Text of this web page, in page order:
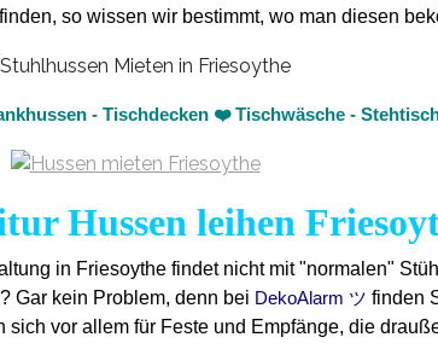
so wissen wir bestimmt, wo man diesen
- Tischdecken ❤️ Tischwäsche -
Hussen leihen
in Friesoythe findet nicht mit "normalen"
Gar kein Problem, denn bei DekoAlarm ツ finden
vor allem für Feste und Empfänge, die